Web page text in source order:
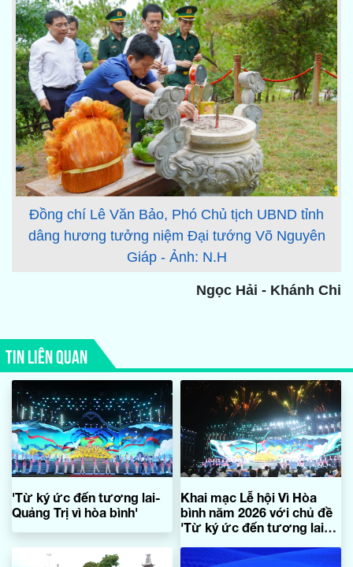
Đồng chí Lê Văn Bảo, Phó Chủ tịch UBND tỉnh
dâng hương tưởng niệm Đại tướng Võ Nguyên
Giáp - Ảnh: N.H
Ngọc Hải - Khánh Chi
TIN LIÊN QUAN
'Từ ký ức đến tương lai-
Quảng Trị vì hòa bình'
Khai mạc Lễ hội Vì Hòa
bình năm 2026 với chủ đề
'Từ ký ức đến tương lai-